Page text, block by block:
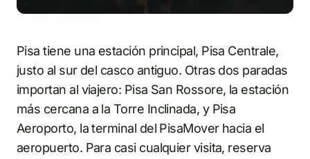
Pisa tiene una estación principal, Pisa Centrale,
justo al sur del casco antiguo. Otras dos paradas
importan al viajero: Pisa San Rossore, la estación
más cercana a la Torre Inclinada, y Pisa
Aeroporto, la terminal del PisaMover hacia el
aeropuerto. Para casi cualquier visita, reserva